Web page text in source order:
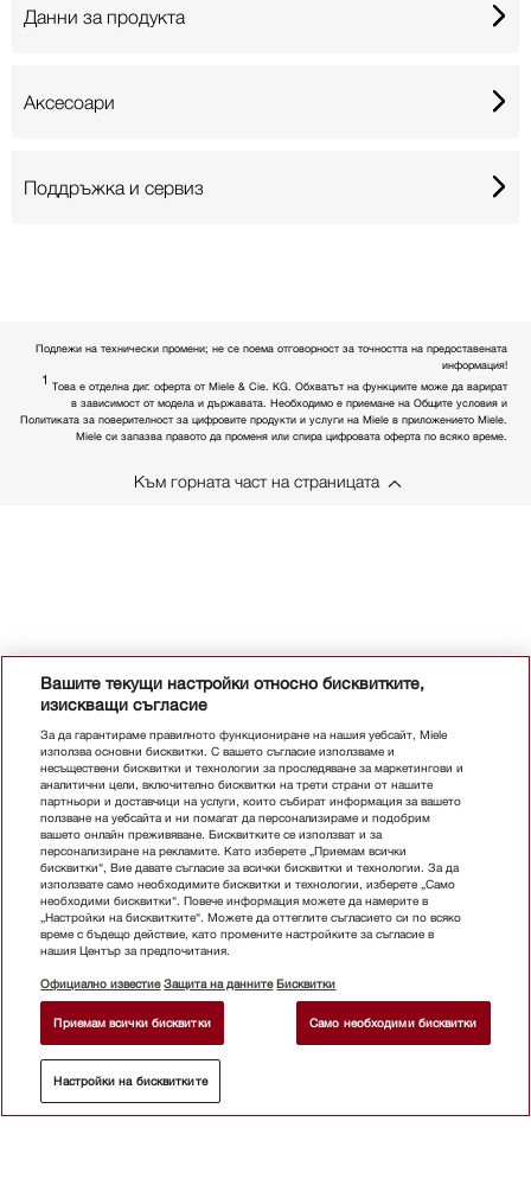
Данни за продукта
Аксесоари
Поддръжка и сервиз
ОТКРИЙТЕ ТЪРГОВЕЦ
Подлежи на технически промени; не се поема отговорност за точността на предоставената
информация!
1 Това е отделна диг. оферта от Miele & Cie. KG. Обхватът на функциите може да варират
в зависимост от модела и държавата. Необходимо е приемане на Общите условия и
Политиката за поверителност за цифровите продукти и услуги на Miele в приложението Miele.
Miele си запазва правото да променя или спира цифровата оферта по всяко време.
Към горната част на страницата
Вашите текущи настройки относно бисквитките,
изискващи съгласие
За да гарантираме правилното функциониране на нашия уебсайт, Miele
използва основни бисквитки. С вашето съгласие използваме и
несъществени бисквитки и технологии за проследяване за маркетингови и
аналитични цели, включително бисквитки на трети страни от нашите
партньори и доставчици на услуги, които събират информация за вашето
ползване на уебсайта и ни помагат да персонализираме и подобрим
вашето онлайн преживяване. Бисквитките се използват и за
персонализиране на рекламите. Като изберете „Приемам всички
бисквитки“, Вие давате съгласие за всички бисквитки и технологии. За да
използвате само необходимите бисквитки и технологии, изберете „Само
необходими бисквитки“. Повече информация можете да намерите в
„Настройки на бисквитките“. Можете да оттеглите съгласието си по всяко
време с бъдещо действие, като промените настройките за съгласие в
нашия Център за предпочитания.
Официално известие Защита на данните Бисквитки
Приемам всички бисквитки Само необходими бисквитки
Настройки на бисквитките